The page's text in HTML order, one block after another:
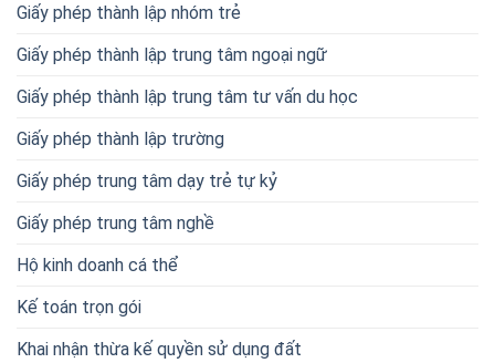
Giấy phép thành lập nhóm trẻ
Giấy phép thành lập trung tâm ngoại ngữ
Giấy phép thành lập trung tâm tư vấn du học
Giấy phép thành lập trường
Giấy phép trung tâm dạy trẻ tự kỷ
Giấy phép trung tâm nghề
Hộ kinh doanh cá thể
Kế toán trọn gói
Khai nhận thừa kế quyền sử dụng đất